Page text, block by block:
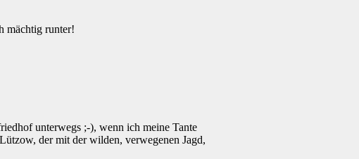
mächtig runter!
unterwegs ;-), wenn ich meine Tante
der mit der wilden, verwegenen Jagd,